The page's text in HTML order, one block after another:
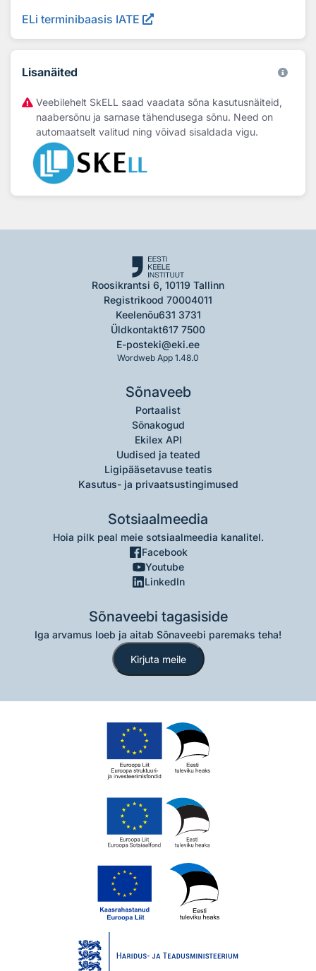
ELi terminibaasis IATE
Lisanäited
Veebilehelt SkELL saad vaadata sõna kasutusnäiteid,
naabersõnu ja sarnase tähendusega sõnu. Need on
automaatselt valitud ning võivad sisaldada vigu.
Roosikrantsi 6, 10119 Tallinn
Registrikood 70004011
Keelenõu631 3731
Üldkontakt617 7500
E-posteki@eki.ee
Wordweb App 1.48.0
Sõnaveeb
Portaalist
Sõnakogud
Ekilex API
Uudised ja teated
Ligipääsetavuse teatis
Kasutus- ja privaatsustingimused
Sotsiaalmeedia
Hoia pilk peal meie sotsiaalmeedia kanalitel.
Facebook
Youtube
LinkedIn
Sõnaveebi tagasiside
Iga arvamus loeb ja aitab Sõnaveebi paremaks teha!
Kirjuta meile